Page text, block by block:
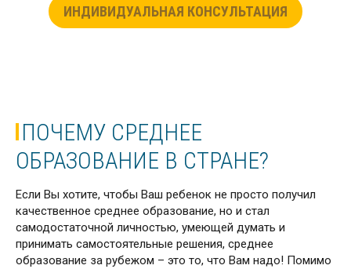
ИНДИВИДУАЛЬНАЯ КОНСУЛЬТАЦИЯ
ПОЧЕМУ СРЕДНЕЕ
ОБРАЗОВАНИЕ В СТРАНЕ?
Если Вы хотите, чтобы Ваш ребенок не просто получил
качественное среднее образование, но и стал
самодостаточной личностью, умеющей думать и
принимать самостоятельные решения, среднее
образование за рубежом – это то, что Вам надо! Помимо